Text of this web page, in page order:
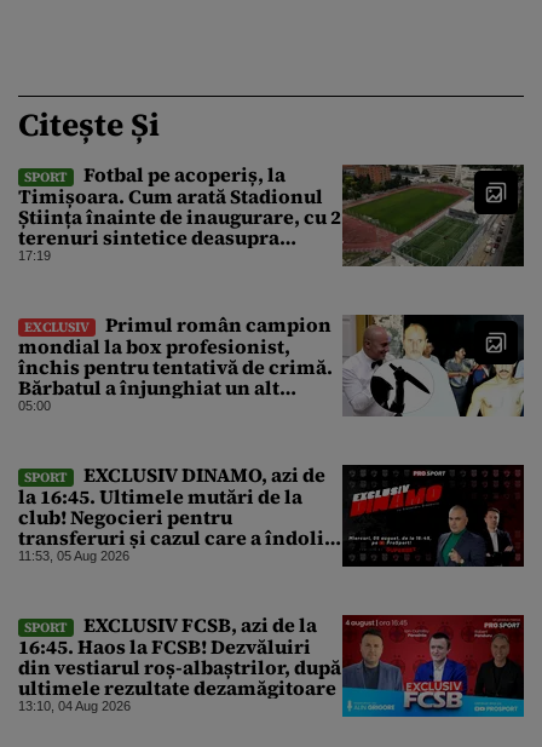
Citește Și
SPORT
Fotbal pe acoperiș, la
Timișoara. Cum arată Stadionul
Știința înainte de inaugurare, cu 2
terenuri sintetice deasupra
tribunei
17:19
EXCLUSIV
Primul român campion
mondial la box profesionist,
închis pentru tentativă de crimă.
Bărbatul a înjunghiat un alt
interlop periculos
05:00
SPORT
EXCLUSIV DINAMO, azi de
la 16:45. Ultimele mutări de la
club! Negocieri pentru
transferuri și cazul care a îndoliat
Dinamo
11:53, 05 Aug 2026
SPORT
EXCLUSIV FCSB, azi de la
16:45. Haos la FCSB! Dezvăluiri
din vestiarul roș-albaștrilor, după
ultimele rezultate dezamăgitoare
13:10, 04 Aug 2026